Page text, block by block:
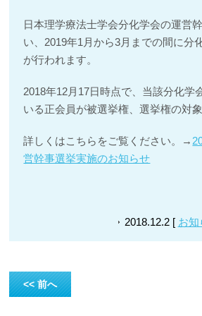
日本理学療法士学会分化学会の運営
い、2019年1月から3月までの間に分
が行われます。
2018年12月17日時点で、当該分化学
いる正会員が被選挙権、選挙権の対象
詳しくはこちらをご覧ください。→
営幹事選挙実施のお知らせ
2018.12.2 [ お知
<< 前へ